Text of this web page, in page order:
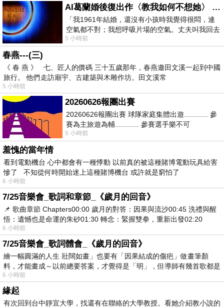
AI葛蘭婚後復出作〈教我如何不想她〉 #戀上老電影 #葛蘭 #粟子
「我1961年結婚，還沒有小孩時我覺得很悶，連
空氣都不對；我想呼吸片場的空氣。丈夫叫我回去
試試看……拍了〈教我如何不想她〉（1963
5 小時前
春燕---(三)
《 春 燕 》 七、匠人的價碼 三十五歲那年，春燕邀田文溪一起到中國
旅行。 他們走訪廟宇、古建築與木雕作坊。田文溪常
5 小時前
20260626報團出賽
20260626報團出賽 球隊家庭集體出遊............ 參
賽為主旅遊為輔............ 參賽選手樂不可
支............ 賽前旅遊
5 小時前
羞愧的當年情
看到電動機台 心中都會有一種悸動 以前真的被這種賭博電動玩具給害
慘了 不知從何時開始迷上這種賭博機台 或許就是窮怕了
6 小時前
7/25音樂會_歌詞和章節_《歲月的回音》
📌 歌曲章節 Chapters00:00​ 歲月的對答：因果與流沙00:45​ 洗禮與醒
悟：遺憾也是命運的朱砂01:30​ 轉念：緊握雙拳，重新出發02:20
6 小時前
7/25音樂會_歌詞體會_《歲月的回音》
繪一幅圓滿的人生 壯闊如畫」也要有「因果結成的傷疤」做畫筆顏
料，才能畫成～以前總要答案，才覺得是「明」，但導師有幾首歌都是
在教
6 小時前
緣起
有次回到台中靜宜大學，找還有在聯絡的大學教授。看她介紹教小說的